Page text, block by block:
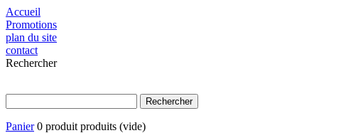
Accueil
Promotions
plan du site
contact
Rechercher
Panier 0 produit produits (vide)